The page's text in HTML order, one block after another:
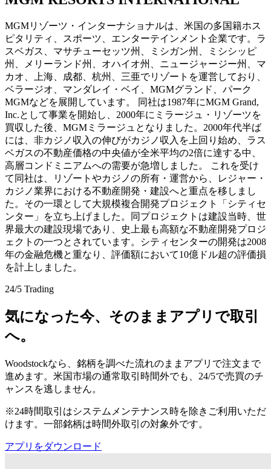
MGMリゾーツ・インターナショナルは、米国の多国籍ホス
ピタリティ、スポーツ、エンターテインメント企業です。ラ
スベガス、マサチューセッツ州、ミシガン州、ミシシッピ
州、メリーランド州、オハイオ州、ニュージャージー州、マ
カオ、上海、成都、杭州、三亜でリゾートを運営しており、
ベラージオ、マンダレイ・ベイ、MGMグランド、パーク
MGMなどを展開しています。 同社は1987年にMGM Grand,
Inc.として事業を開始し、2000年にミラージュ・リゾーツを
買収した後、MGMミラージュとなりました。2000年代半ば
には、非カジノ収入の伸びがカジノ収入を上回り始め、ラス
ベガスの不動産価格の中央値が全米平均の2倍に達する中、
高層コンドミニアムへの需要が急増しました。 これを受け
て同社は、リゾートやカジノの所有・運営から、レジャー・
カジノ業界における不動産開発・建設へと重点を移しまし
た。その一環として大規模複合開発プロジェクト「シティセ
ンター」を立ち上げました。同プロジェクトは建設当時、世
界最大の建設現場であり、史上最も高額な不動産開発プロジ
ェクトの一つとされています。シティセンターの開発は2008
年の金融危機と重なり、評価額において10億ドル超の評価損
を計上しました。
24/5 Trading
気になった今、そのままアプリで取引
へ。
Woodstockなら、銘柄を調べた流れのままアプリで注文まで
進めます。米国市場の通常取引時間外でも、24/5で売買のチ
ャンスを逃しません。
※24時間取引はシステムメンテナンス時を除きご利用いただ
けます。一部銘柄は時間外取引の対象外です。
アプリをダウンロード